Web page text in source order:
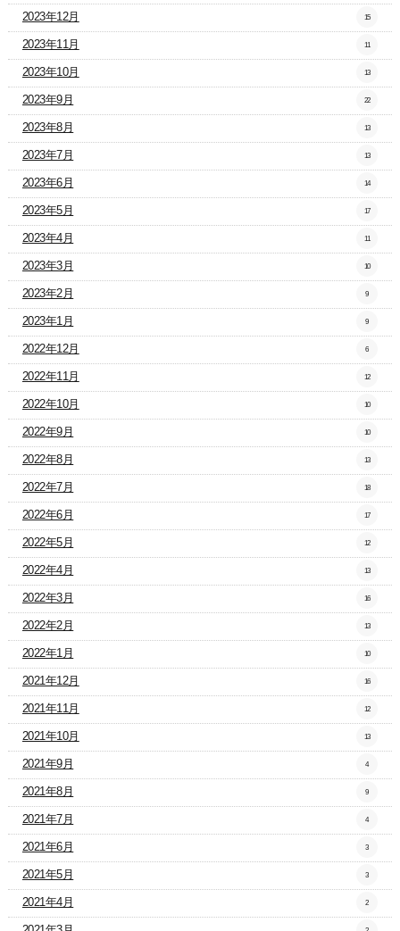
2023年12月 15
2023年11月 11
2023年10月 13
2023年9月 22
2023年8月 13
2023年7月 13
2023年6月 14
2023年5月 17
2023年4月 11
2023年3月 10
2023年2月 9
2023年1月 9
2022年12月 6
2022年11月 12
2022年10月 10
2022年9月 10
2022年8月 13
2022年7月 18
2022年6月 17
2022年5月 12
2022年4月 13
2022年3月 16
2022年2月 13
2022年1月 10
2021年12月 16
2021年11月 12
2021年10月 13
2021年9月 4
2021年8月 9
2021年7月 4
2021年6月 3
2021年5月 3
2021年4月 2